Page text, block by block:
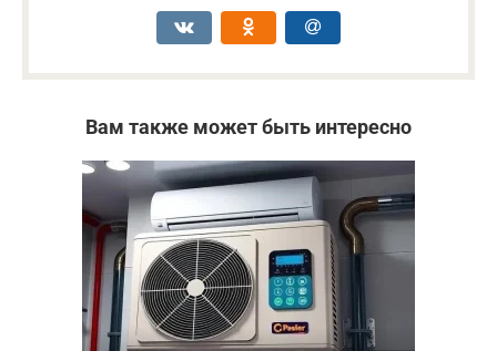
Вам также может быть интересно